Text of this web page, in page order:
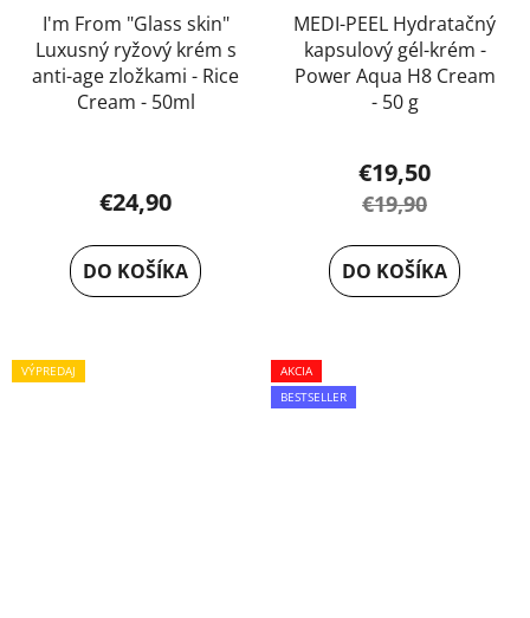
I'm From "Glass skin"
Luxusný ryžový krém s
anti-age zložkami - Rice
Cream - 50ml
€24,90
DO KOŠÍKA
MEDI-PEEL Hydratačný
kapsulový gél-krém -
Power Aqua H8 Cream
- 50 g
€19,50
€19,90
DO KOŠÍKA
VÝPREDAJ
AKCIA
BESTSELLER